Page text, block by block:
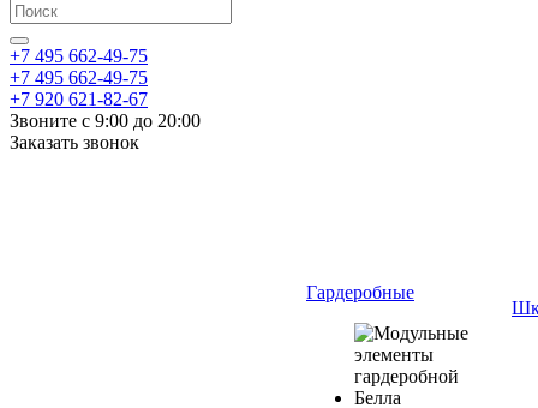
+7 495 662-49-75
+7 495 662-49-75
+7 920 621-82-67
Звоните с 9:00 до 20:00
Заказать звонок
Гардеробные